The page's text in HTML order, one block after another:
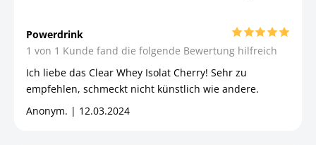
Powerdrink
1 von 1 Kunde fand die folgende Bewertung hilfreich
Ich liebe das Clear Whey Isolat Cherry! Sehr zu
empfehlen, schmeckt nicht künstlich wie andere.
Anonym. | 12.03.2024